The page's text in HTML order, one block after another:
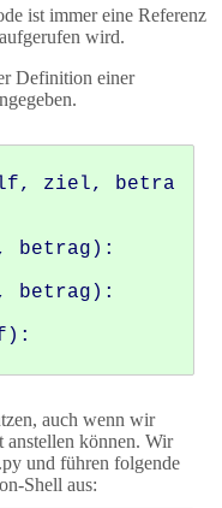
ist immer eine Referenz
wird.
Definition einer
auch wenn wir
anstellen können. Wir
und führen folgende
Shell aus: